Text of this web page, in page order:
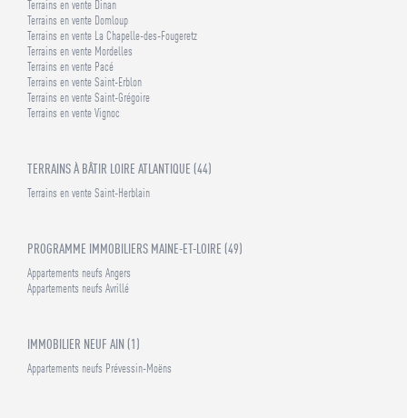
Terrains en vente Dinan
Terrains en vente Domloup
Terrains en vente La Chapelle-des-Fougeretz
Terrains en vente Mordelles
Terrains en vente Pacé
Terrains en vente Saint-Erblon
Terrains en vente Saint-Grégoire
Terrains en vente Vignoc
TERRAINS À BÂTIR LOIRE ATLANTIQUE (44)
Terrains en vente Saint-Herblain
PROGRAMME IMMOBILIERS MAINE-ET-LOIRE (49)
Appartements neufs Angers
Appartements neufs Avrillé
IMMOBILIER NEUF AIN (1)
Appartements neufs Prévessin-Moëns